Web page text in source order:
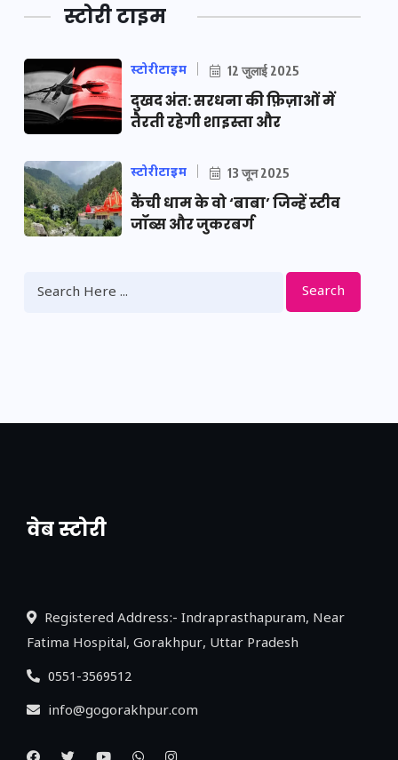
स्टोरी टाइम
स्टोरीटाइम 12 जुलाई 2025
दुखद अंत: सरधना की फ़िज़ाओं में
तैरती रहेगी शाइस्ता और
स्टोरीटाइम 13 जून 2025
कैंची धाम के वो ‘बाबा’ जिन्हें स्टीव
जॉब्स और जुकरबर्ग
Search
वेब स्टोरी
नया एक्सप्रेसवे: पूर्वांचल का लक, डेवलपमेंट का
Registered Address:- Indraprasthapuram, Near
Fatima Hospital, Gorakhpur, Uttar Pradesh
0551-3569512
info@gogorakhpur.com